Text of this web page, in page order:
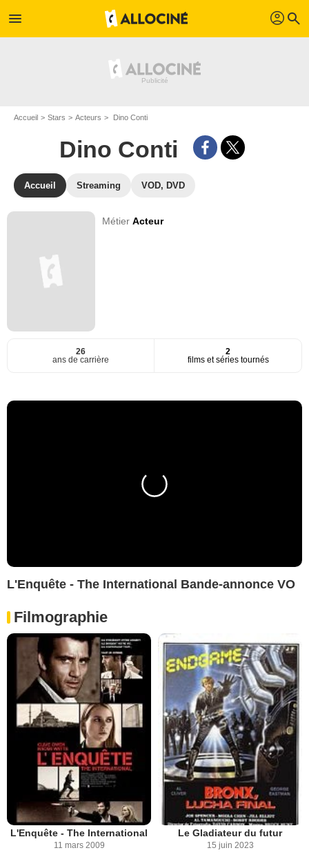
menu profil search
Accueil Stars Acteurs Dino Conti
Dino Conti
Accueil Streaming VOD, DVD
MétierActeur
26
ans de carrière
2
films et séries tournés
L'Enquête - The International Bande-annonce VO
Filmographie
L'Enquête - The International
11 mars 2009
Le Gladiateur du futur
15 juin 2023